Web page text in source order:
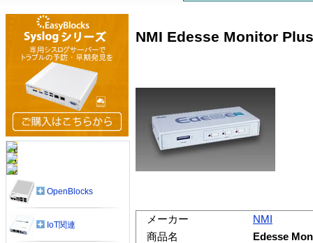
NMI Edesse Monitor
メーカー
NMI
商品名
Edesse
OpenBlocks
IoT関連